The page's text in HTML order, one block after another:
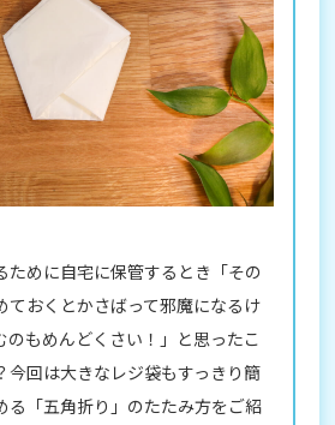
ために自宅に保管するとき「その
ておくとかさばって邪魔になるけ
のもめんどくさい！」と思ったこ
今回は大きなレジ袋もすっきり簡
る「五角折り」のたたみ方をご紹